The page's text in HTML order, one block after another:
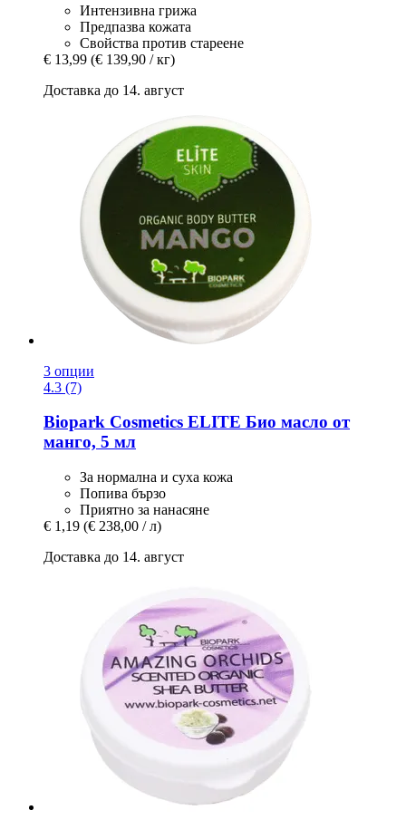
Интензивна грижа
Предпазва кожата
Свойства против стареене
€ 13,99 (€ 139,90 / кг)
Доставка до 14. август
3 опции
4.3 (7)
Biopark Cosmetics ELITE Био масло от
манго, 5 мл
За нормална и суха кожа
Попива бързо
Приятно за нанасяне
€ 1,19 (€ 238,00 / л)
Доставка до 14. август